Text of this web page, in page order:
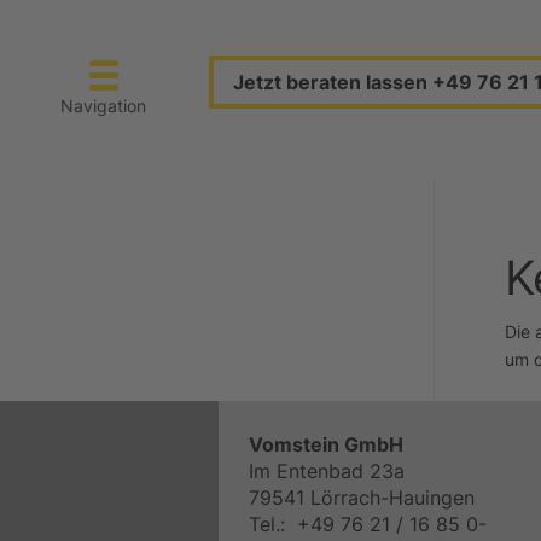
Navigation
Jetzt beraten lassen +49 76 21
Die
um
Vomstein GmbH
Im Entenbad 23a
79541 Lörrach-Hauingen
Tel.: +49 76 21 / 16 85 0-